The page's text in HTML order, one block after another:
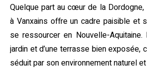
Quelque part au cœur de la Dordogne,
à Vanxains offre un cadre paisible et
se ressourcer en Nouvelle-Aquitaine.
jardin et d’une terrasse bien exposée,
séduit par son environnement naturel